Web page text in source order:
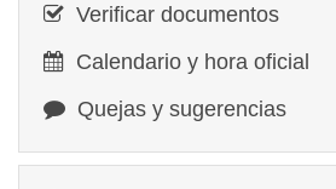
Verificar documentos
Calendario y hora oficial
Quejas y sugerencias